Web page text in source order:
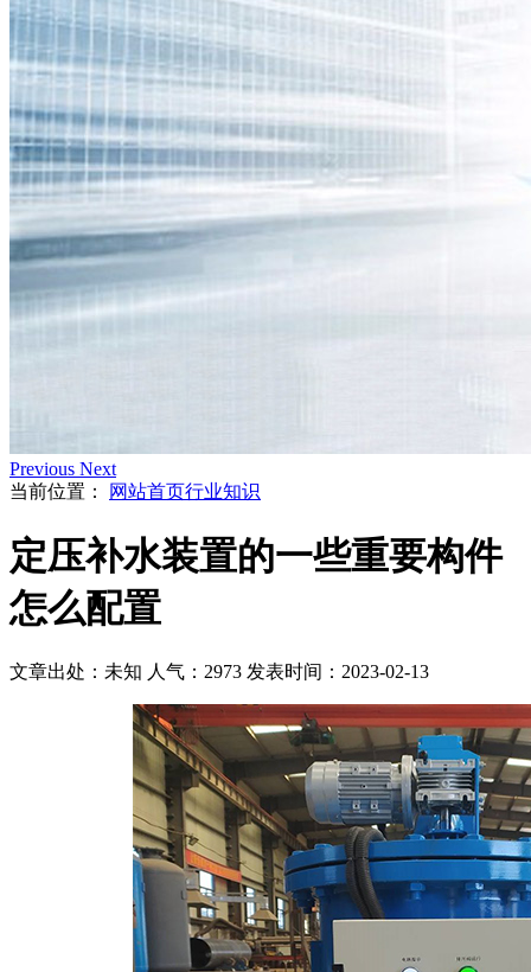
Previous Next
当前位置：
网站首页行业知识
定压补水装置的一些重要构件
怎么配置
文章出处：未知 人气：2973 发表时间：2023-02-13